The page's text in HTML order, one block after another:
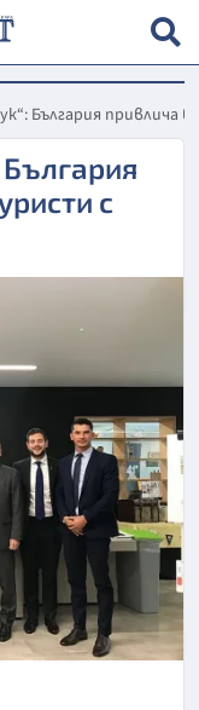
България привлича
с